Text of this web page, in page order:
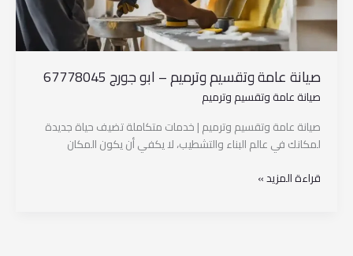
صيانة عامة وتقسيم وترميم – ابو جورج 67778045
صيانة عامة وتقسيم وترميم
صيانة عامة وتقسيم وترميم | خدمات متكاملة تضيف حياة جديدة
لمكانك في عالم البناء والتشطيب، لا يكفي أن يكون المكان
قراءة المزيد »